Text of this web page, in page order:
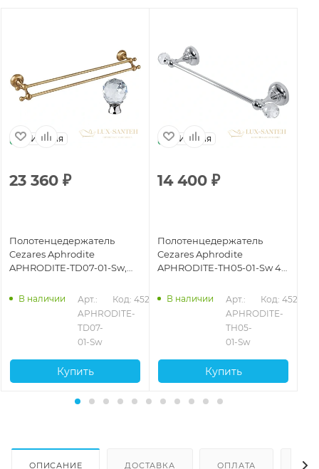
Италия
23 360 ₽
Полотенцедержатель
Cezares Aphrodite
APHRODITE-TD07-01-Sw,
В наличии
Арт.:
APHRODITE-
TD07-
01-Sw
Код: 45266
Купить
Италия
14 400 ₽
Полотенцедержатель
Cezares Aphrodite
APHRODITE-TH05-01-Sw 40
В наличии
Арт.:
APHRODITE-
TH05-
01-Sw
Код: 45278
Купить
ОПИСАНИЕ ДОСТАВКА ОПЛАТА